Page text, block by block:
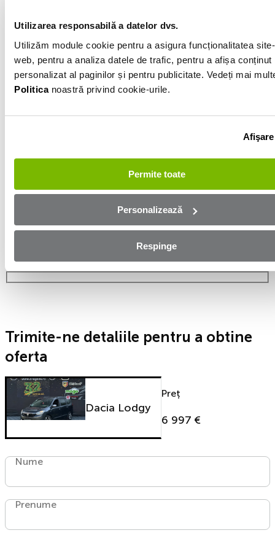
Utilizarea responsabilă a datelor dvs.
Utilizăm module cookie pentru a asigura funcționalitatea
web, pentru a analiza datele de trafic, pentru a afișa conținut
personalizat al paginilor și pentru publicitate. Vedeți mai
Politicanoastră privind cookie-urile.
Afişare
Permite toate
Personalizează
Respinge
Informatiile vanzatorului
0751515161
Trimite e-mail
Aplică online și bucură-te de
aprobare rapidă!
Ești mai aproape de mașina dorită! Completează
Trimite-ne detaliile pentru a obtine
oferta
Dacia Lodgy
Preț
6 997 €
Nume
Prenume